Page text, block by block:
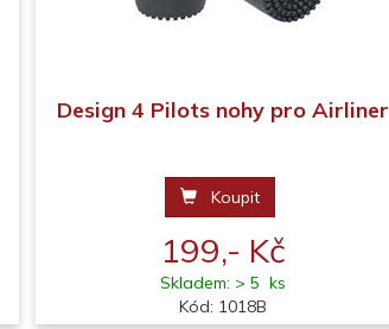
Design 4 Pilots nohy pro Airliner
Koupit
199,- Kč
Skladem: > 5 ks
Kód: 1018B